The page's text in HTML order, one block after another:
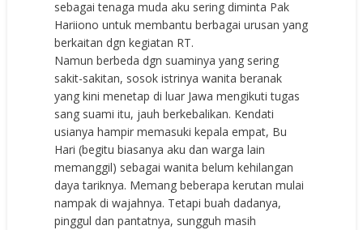
sebagai tenaga muda aku sering diminta Pak
Hariiono untuk membantu berbagai urusan yang
berkaitan dgn kegiatan RT.
Namun berbeda dgn suaminya yang sering
sakit-sakitan, sosok istrinya wanita beranak
yang kini menetap di luar Jawa mengikuti tugas
sang suami itu, jauh berkebalikan. Kendati
usianya hampir memasuki kepala empat, Bu
Hari (begitu biasanya aku dan warga lain
memanggil) sebagai wanita belum kehilangan
daya tariknya. Memang beberapa kerutan mulai
nampak di wajahnya. Tetapi buah dadanya,
pinggul dan pantatnya, sungguh masih